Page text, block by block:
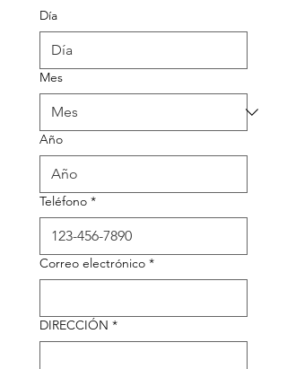
Día
Mes
Año
Teléfono *
Correo electrónico *
DIRECCIÓN *